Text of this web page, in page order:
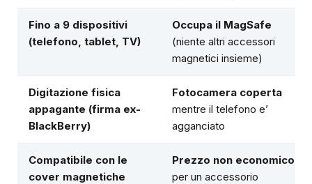
Fino a 9 dispositivi
(telefono, tablet, TV)
Occupa il MagSafe
(niente altri accessori
magnetici insieme)
Digitazione fisica
appagante (firma ex-
BlackBerry)
Fotocamera coperta
mentre il telefono e’
agganciato
Compatibile con le
cover magnetiche
Prezzo non economico
per un accessorio